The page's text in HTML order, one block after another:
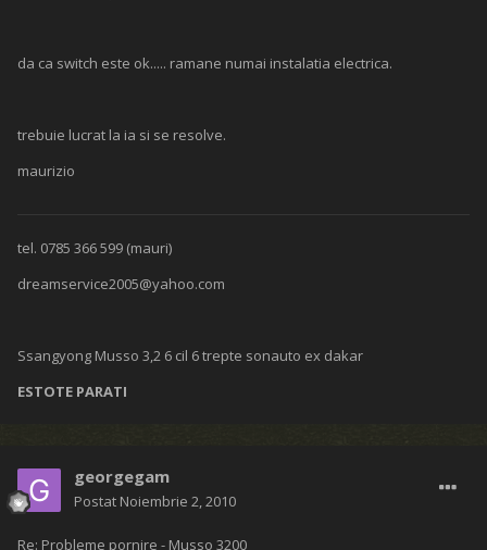
da ca switch este ok..... ramane numai instalatia electrica.
trebuie lucrat la ia si se resolve.
maurizio
tel. 0785 366 599 (mauri)
dreamservice2005@yahoo.com
Ssangyong Musso 3,2 6 cil 6 trepte sonauto ex dakar
ESTOTE PARATI
georgegam
Postat Noiembrie 2, 2010
Re: Probleme pornire - Musso 3200